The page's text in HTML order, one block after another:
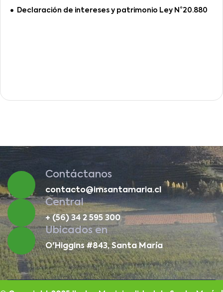
Declaración de intereses y patrimonio Ley N°20.880
Contáctanos
contacto@imsantamaria.cl
Central
+ (56) 34 2 595 300
Ubicados en
O'Higgins #843, Santa María